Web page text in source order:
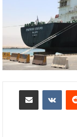
مشاركة عبر البريد